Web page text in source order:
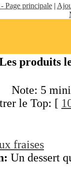
Page principale|
produits
Note: 5
le Top: [
fraises
Un dessert